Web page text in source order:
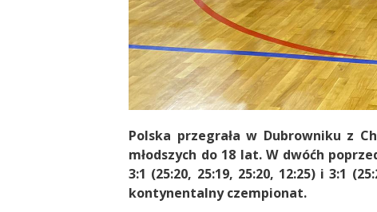
Polska przegrała w Dubrowniku z
młodszych do 18 lat. W dwóćh
3:1 (25:20, 25:19, 25:20, 12:25) i 3:1
kontynentalny czempionat.